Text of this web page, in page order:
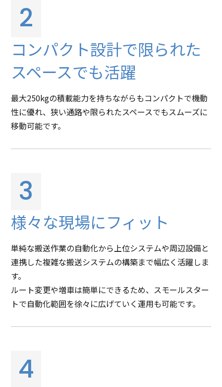
2
コンパクト設計で限られた
スペースでも活躍
最大250kgの積載能力を持ちながらもコンパクトで機動
性に優れ、狭い通路や限られたスペースでもスムーズに
移動可能です。
3
様々な現場にフィット
単純な搬送作業の自動化から上位システムや周辺設備と
連携した複雑な搬送システムの構築まで幅広く活躍しま
す。
ルート変更や増車は簡単にできるため、スモールスター
トで自動化範囲を徐々に広げていく運用も可能です。
4